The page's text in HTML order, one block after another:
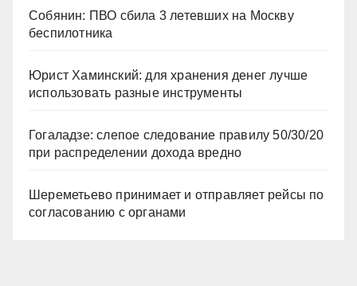
Собянин: ПВО сбила 3 летевших на Москву
беспилотника
Юрист Хаминский: для хранения денег лучше
использовать разные инструменты
Гогаладзе: слепое следование правилу 50/30/20
при распределении дохода вредно
Шереметьево принимает и отправляет рейсы по
согласованию с органами